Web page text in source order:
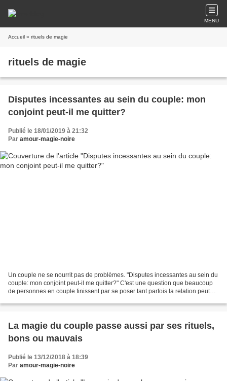
MENU
Accueil » rituels de magie
rituels de magie
Disputes incessantes au sein du couple: mon
conjoint peut-il me quitter?
Publié le 18/01/2019 à 21:32
Par amour-magie-noire
Un couple ne se nourrit pas de problèmes. "Disputes incessantes au sein du
couple: mon conjoint peut-il me quitter?" C'est une question que beaucoup
de personnes en couple finissent par se poser tant parfois la relation peut
La magie du couple passe aussi par ses rituels,
bons ou mauvais
Publié le 13/12/2018 à 18:39
Par amour-magie-noire